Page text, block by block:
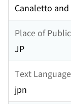
Canaletto
Place of
JP
Text
jpn